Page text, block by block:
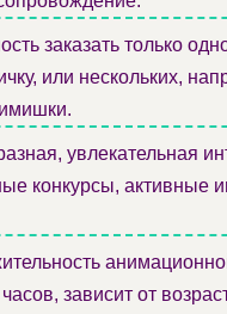
заказать только
или нескольких,
увлекательная
конкурсы, активные
зависит от